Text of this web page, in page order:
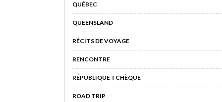
QUÉBEC
QUEENSLAND
RÉCITS DE VOYAGE
RENCONTRE
RÉPUBLIQUE TCHÈQUE
ROAD TRIP